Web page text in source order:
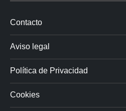
Contacto
Aviso legal
Política de Privacidad
Cookies